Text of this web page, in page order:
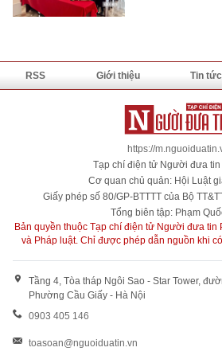
RSS Giới thiệu Tin
https://
Tạp chí điện tử Người đưa tin
Cơ quan chủ quản: Hội Luật
Giấy phép số 80/GP-BTTTT của Bộ
Tổng biên tập: Phạm
Bản quyền thuộc Tạp chí điện tử Người đưa tin
và Pháp luật. Chỉ được phép dẫn nguồn khi
Tầng 4, Tòa tháp Ngôi Sao - Star Tower,
Phường Cầu Giấy - Hà Nội
0903 405 146
toasoan@nguoiduatin.vn